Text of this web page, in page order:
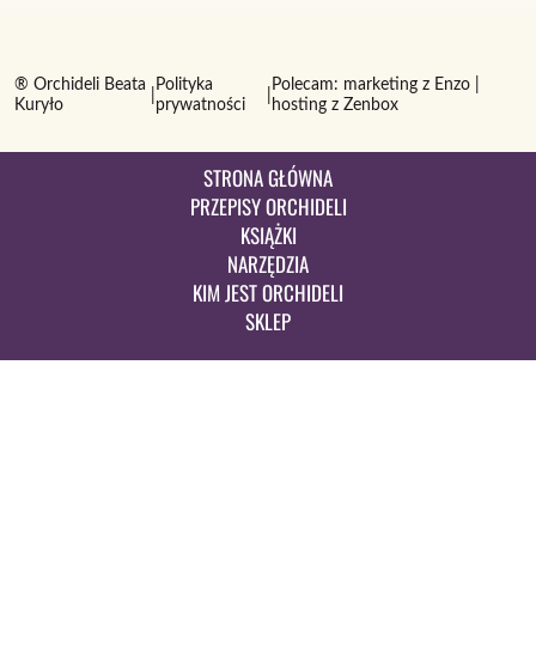
® Orchideli Beata
Kuryło
Polityka
prywatności
Polecam: marketing z Enzo
hosting z Zenbox
STRONA GŁÓWNA
PRZEPISY ORCHIDELI
KSIĄŻKI
NARZĘDZIA
KIM JEST ORCHIDELI
SKLEP